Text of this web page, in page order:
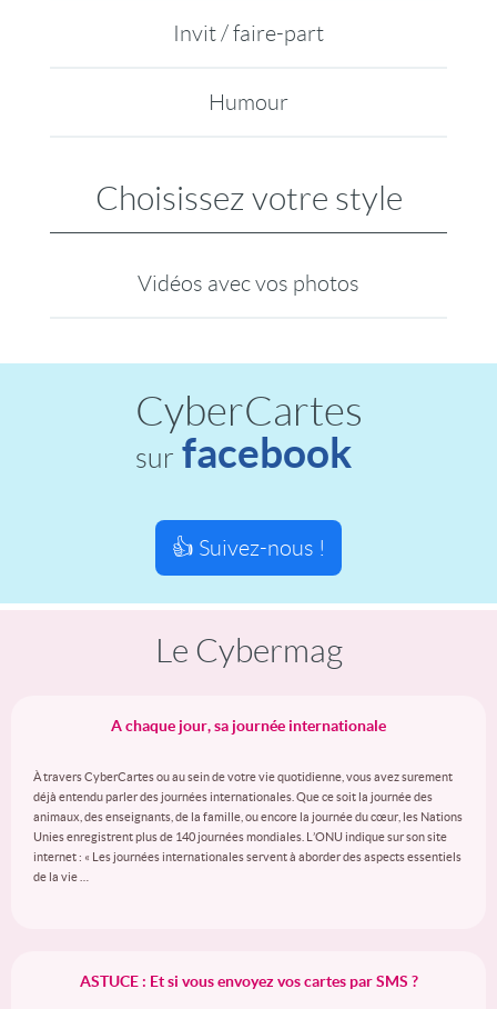
Invit / faire-part
Humour
Choisissez votre style
Vidéos avec vos photos
CyberCartes
sur facebook
👍 Suivez-nous !
Le Cybermag
A chaque jour, sa journée internationale
À travers CyberCartes ou au sein de votre vie quotidienne, vous avez surement
déjà entendu parler des journées internationales. Que ce soit la journée des
animaux, des enseignants, de la famille, ou encore la journée du cœur, les Nations
Unies enregistrent plus de 140 journées mondiales. L’ONU indique sur son site
internet : « Les journées internationales servent à aborder des aspects essentiels
de la vie …
ASTUCE : Et si vous envoyez vos cartes par SMS ?